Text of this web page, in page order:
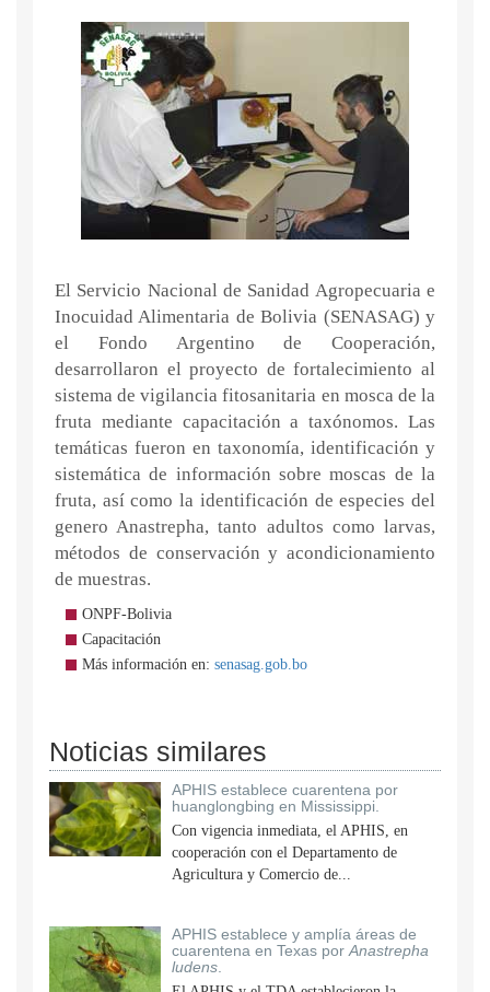
El Servicio Nacional de Sanidad Agropecuaria e
Inocuidad Alimentaria de Bolivia (SENASAG) y
el Fondo Argentino de Cooperación,
desarrollaron el proyecto de fortalecimiento al
sistema de vigilancia fitosanitaria en mosca de la
fruta mediante capacitación a taxónomos. Las
temáticas fueron en taxonomía, identificación y
sistemática de información sobre moscas de la
fruta, así como la identificación de especies del
genero Anastrepha, tanto adultos como larvas,
métodos de conservación y acondicionamiento
de muestras.
ONPF-Bolivia
Capacitación
Más información en: senasag.gob.bo
Noticias similares
APHIS establece cuarentena por
huanglongbing en Mississippi.
Con vigencia inmediata, el APHIS, en
cooperación con el Departamento de
Agricultura y Comercio de...
APHIS establece y amplía áreas de
cuarentena en Texas por Anastrepha
ludens